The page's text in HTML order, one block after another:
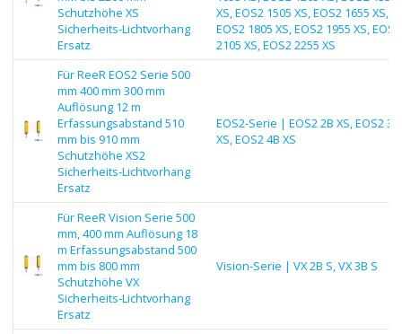
Schutzhöhe XS
Sicherheits-Lichtvorhang
Ersatz
XS, EOS2 1505 XS, EOS2 1655 XS,
EOS2 1805 XS, EOS2 1955 XS, EOS2
2105 XS, EOS2 2255 XS
Für ReeR EOS2 Serie 500
mm 400 mm 300 mm
Auflösung 12 m
Erfassungsabstand 510
mm bis 910 mm
Schutzhöhe XS2
Sicherheits-Lichtvorhang
Ersatz
EOS2-Serie | EOS2 2B XS, EOS2 3B
XS, EOS2 4B XS
Für ReeR Vision Serie 500
mm, 400 mm Auflösung 18
m Erfassungsabstand 500
mm bis 800 mm
Schutzhöhe VX
Sicherheits-Lichtvorhang
Ersatz
Vision-Serie | VX 2B S, VX 3B S